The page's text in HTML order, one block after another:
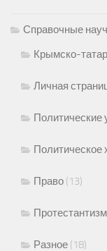
Справочные
Крымско-
Личная
Политические
Политическое
Право (13)
Протестантизм
Разное (18)